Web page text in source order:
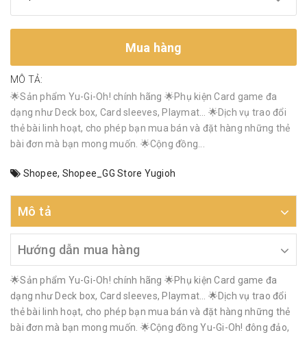
Mua hàng
MÔ TẢ:
🌟Sản phẩm Yu-Gi-Oh! chính hãng 🌟Phụ kiện Card game đa
dạng như Deck box, Card sleeves, Playmat… 🌟Dịch vụ trao đổi
thẻ bài linh hoạt, cho phép bạn mua bán và đặt hàng những thẻ
bài đơn mà bạn mong muốn. 🌟Cộng đồng...
Shopee, Shopee_GG Store Yugioh
Mô tả
Hướng dẫn mua hàng
🌟Sản phẩm Yu-Gi-Oh! chính hãng 🌟Phụ kiện Card game đa
dạng như Deck box, Card sleeves, Playmat… 🌟Dịch vụ trao đổi
thẻ bài linh hoạt, cho phép bạn mua bán và đặt hàng những thẻ
bài đơn mà bạn mong muốn. 🌟Cộng đồng Yu-Gi-Oh! đông đảo,